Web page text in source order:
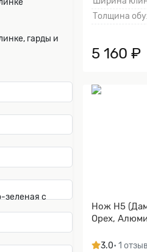
зеленая с
гарды и
Толщина
5 160 ₽
Нож Н5
Орех,
3.0• 1 отзыв